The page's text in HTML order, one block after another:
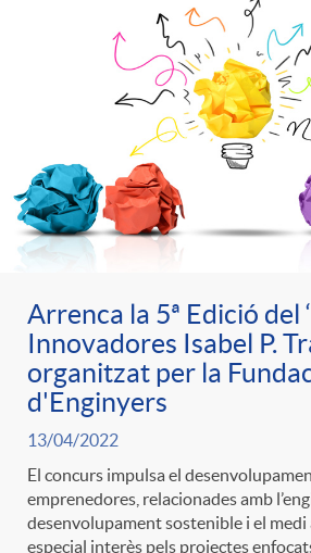
e
p
r
e
n
e
g
o
r
i
e
n
c
l
a
F
i
d
e
c
o
n
t
Arrenca la 5ª Edició del
Innovadores Isabel P.
organitzat per la
d'Enginyers
13/04/2022
El concurs impulsa el
emprenedores, relacionades amb
desenvolupament sostenible i el medi
especial interès pels projectes